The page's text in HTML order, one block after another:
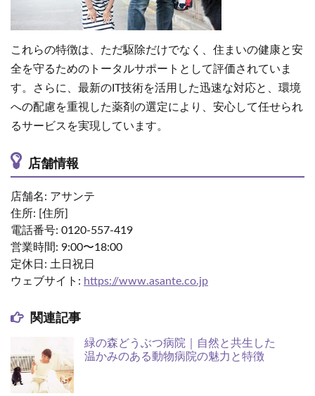
これらの特徴は、ただ駆除だけでなく、住まいの健康と安
全を守るためのトータルサポートとして評価されていま
す。さらに、最新のIT技術を活用した迅速な対応と、環境
への配慮を重視した薬剤の選定により、安心して任せられ
るサービスを実現しています。
店舗情報
店舗名: アサンテ
住所: [住所]
電話番号: 0120-557-419
営業時間: 9:00〜18:00
定休日: 土日祝日
ウェブサイト: https://www.asante.co.jp
関連記事
緑の森どうぶつ病院｜自然と共生した
温かみのある動物病院の魅力と特徴